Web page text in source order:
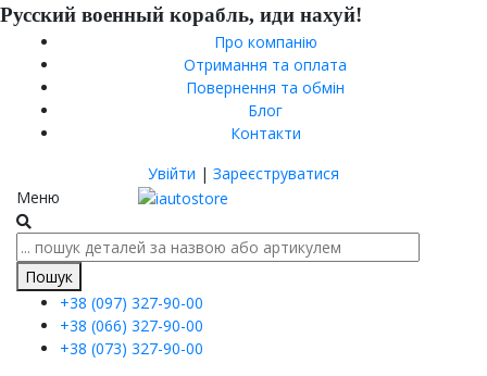
Русский военный корабль, иди нахуй!
Про компанію
Отримання та оплата
Повернення та обмін
Блог
Контакти
Увійти | Зареєструватися
Меню
Пошук
+38 (097) 327-90-00
+38 (066) 327-90-00
+38 (073) 327-90-00